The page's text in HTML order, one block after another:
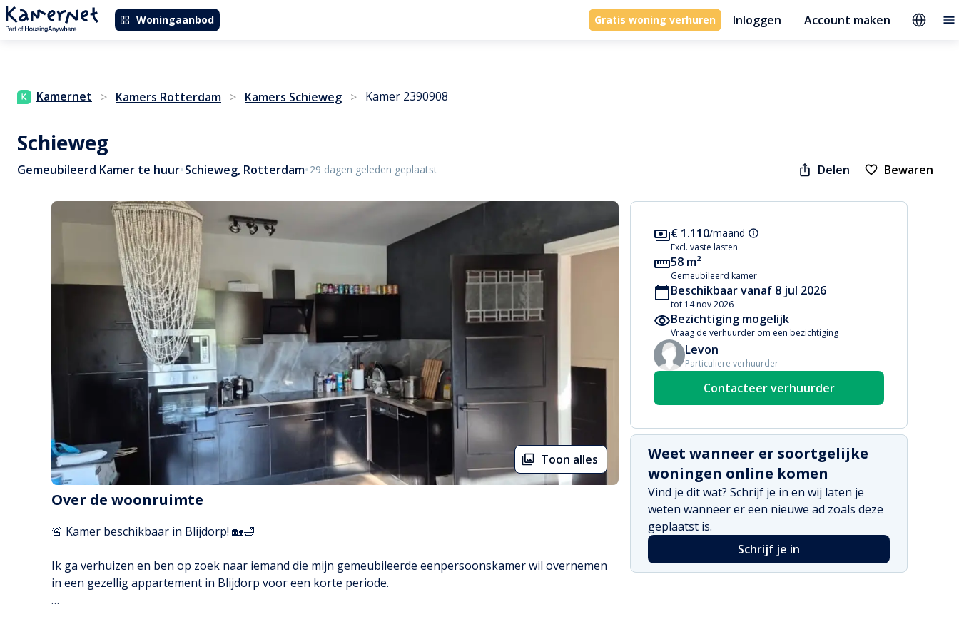
Woningaanbod Gratis woning verhuren Inloggen Account maken
Kamernet > Kamers Rotterdam > Kamers Schieweg > Kamer 2390908
Schieweg
Gemeubileerd Kamer te huur•Schieweg, Rotterdam•29 dagen geleden geplaatst Delen Bewaren
Toon alles
Over de woonruimte
🚨 Kamer beschikbaar in Blijdorp! 🏡🛁
Ik ga verhuizen en ben op zoek naar iemand die mijn gemeubileerde eenpersoonskamer wil overnemen
in een gezellig appartement in Blijdorp voor een korte periode.
€ 1.110/maand
Excl. vaste lasten
58 m²
Gemeubileerd kamer
Beschikbaar vanaf 8 jul 2026
tot 14 nov 2026
Bezichtiging mogelijk
Vraag de verhuurder om een bezichtiging
Levon
Particuliere verhuurder
Contacteer verhuurder
Weet wanneer er soortgelijke
woningen online komen
Vind je dit wat? Schrijf je in en wij laten je
weten wanneer er een nieuwe ad zoals deze
geplaatst is.
Schrijf je in